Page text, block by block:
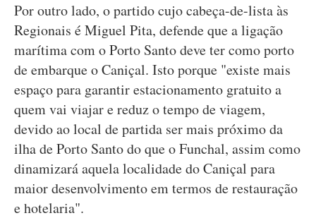
Por outro lado, o partido cujo cabeça-de-lista às
Regionais é Miguel Pita, defende que a ligação
marítima com o Porto Santo deve ter como porto
de embarque o Caniçal. Isto porque "existe mais
espaço para garantir estacionamento gratuito a
quem vai viajar e reduz o tempo de viagem,
devido ao local de partida ser mais próximo da
ilha de Porto Santo do que o Funchal, assim como
dinamizará aquela localidade do Caniçal para
maior desenvolvimento em termos de restauração
e hotelaria".